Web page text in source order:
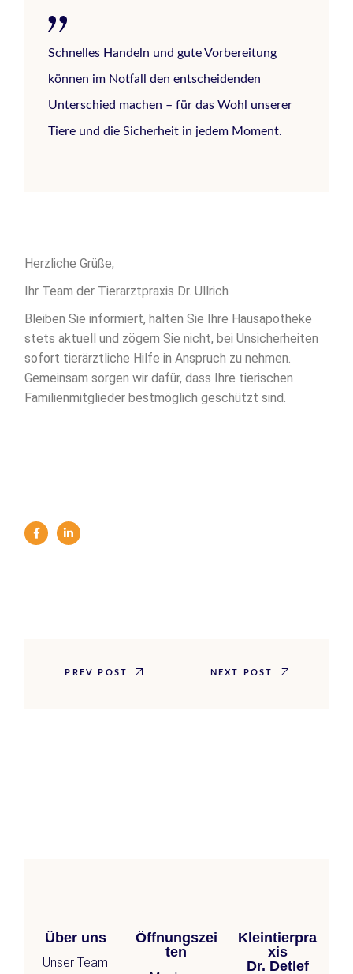
Schnelles Handeln und gute Vorbereitung
können im Notfall den entscheidenden
Unterschied machen – für das Wohl unserer
Tiere und die Sicherheit in jedem Moment.
Herzliche Grüße,
Ihr Team der Tierarztpraxis Dr. Ullrich
Bleiben Sie informiert, halten Sie Ihre Hausapotheke
stets aktuell und zögern Sie nicht, bei Unsicherheiten
sofort tierärztliche Hilfe in Anspruch zu nehmen.
Gemeinsam sorgen wir dafür, dass Ihre tierischen
Familienmitglieder bestmöglich geschützt sind.
PREV POST NEXT POST
Über uns
Unser Team
Öffnungszei
ten
Kleintierpra
xis
Dr. Detlef